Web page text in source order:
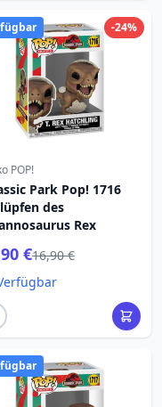
-24%
POP!
Park Pop! 1716
des
Rex
€16,90 €